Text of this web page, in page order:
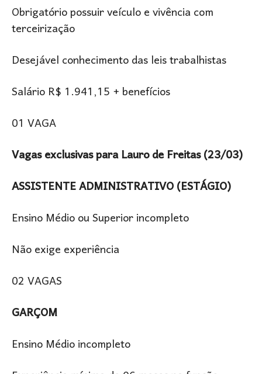
Obrigatório possuir veículo e vivência com
terceirização
Desejável conhecimento das leis trabalhistas
Salário R$ 1.941,15 + benefícios
01 VAGA
Vagas exclusivas para Lauro de Freitas (23/03)
ASSISTENTE ADMINISTRATIVO (ESTÁGIO)
Ensino Médio ou Superior incompleto
Não exige experiência
02 VAGAS
GARÇOM
Ensino Médio incompleto